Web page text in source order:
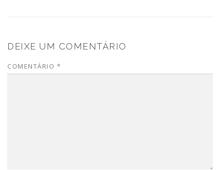
DEIXE UM COMENTÁRIO
COMENTÁRIO *